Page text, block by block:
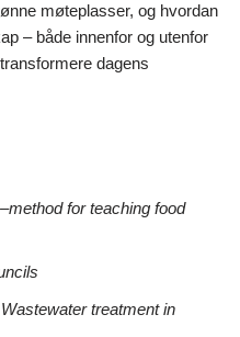
møteplasser, og hvordan
– både innenfor og utenfor
dagens
for teaching food
treatment in